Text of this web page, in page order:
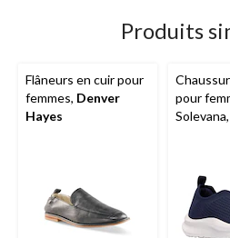
Produits
Flâneurs en cuir pour
femmes, Denver
Hayes
pour
Solevana,